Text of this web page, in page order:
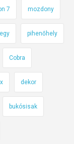
7 mozdony
pihenőhely
Cobra
dekor
bukósisak